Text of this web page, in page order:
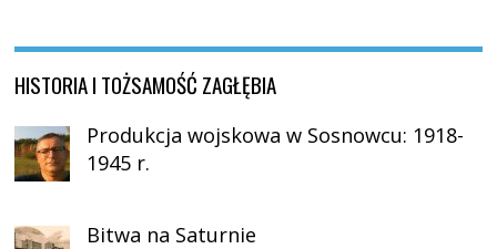
HISTORIA I TOŻSAMOŚĆ ZAGŁĘBIA
Produkcja wojskowa w Sosnowcu: 1918-
1945 r.
Bitwa na Saturnie